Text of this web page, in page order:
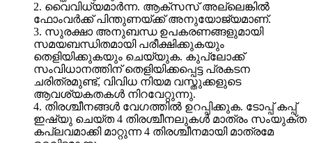
2. വൈവിധ്യമാർന്ന. ആക്സസ് അല്ലെങ്കിൽ
ഫോംവർക്ക് പിന്തുണയ്ക്ക് അനുയോജ്യമാണ്.
3. സുരക്ഷാ അനുബന്ധ ഉപകരണങ്ങളുമായി
സമയബന്ധിതമായി പരീക്ഷിക്കുകയും
തെളിയിക്കുകയും ചെയ്യുക. കുപ്ലോക്ക്
സംവിധാനത്തിന് തെളിയിക്കപ്പെട്ട പ്രകടന
ചരിത്രമുണ്ട്, വിവിധ നിയമ വസ്തുക്കളുടെ
ആവശ്യകതകൾ നിറവേറ്റുന്നു.
4. തിരശ്ചീനങ്ങൾ വേഗത്തിൽ ഉറപ്പിക്കുക. ടോപ്പ് കപ്പ്
ഇഷ്യു ചെയ്ത 4 തിരശ്ചീനലുകൾ മാത്രം സംയുക്ത
കപ്ലവമാക്കി മാറ്റുന്ന 4 തിരശ്ചീനമായി മാത്രമേ